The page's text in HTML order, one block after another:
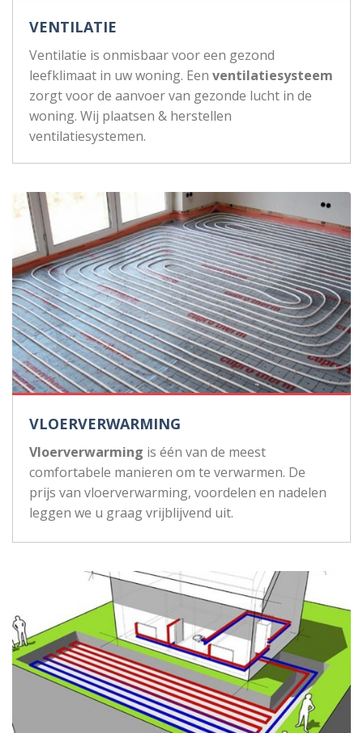
VENTILATIE
Ventilatie is onmisbaar voor een gezond
leefklimaat in uw woning. Een ventilatiesysteem
zorgt voor de aanvoer van gezonde lucht in de
woning. Wij plaatsen & herstellen
ventilatiesystemen.
VLOERVERWARMING
Vloerverwarming is één van de meest
comfortabele manieren om te verwarmen. De
prijs van vloerverwarming, voordelen en nadelen
leggen we u graag vrijblijvend uit.